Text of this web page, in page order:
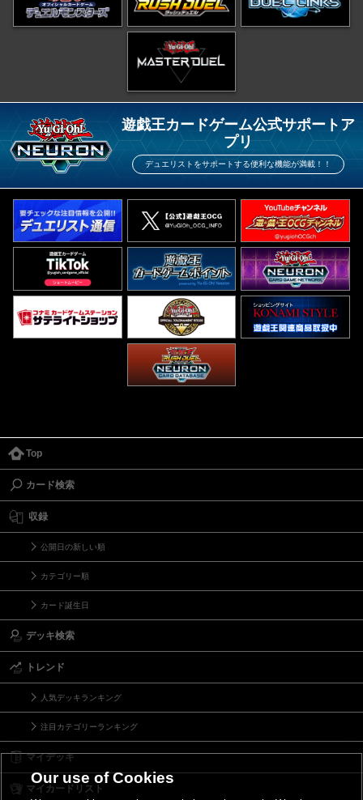
遊戯王カードゲーム公式サポートア
プリ
デュエリストをサポートする便利な機能が満載！！
Top
カード検索
収録
公開日の新しい順
カテゴリー順
カード誕生日
デッキ検索
トレンド
人気デッキランキング
注目カテゴリーランキング
マイデッキ
マイカードリスト
Our use of Cookies